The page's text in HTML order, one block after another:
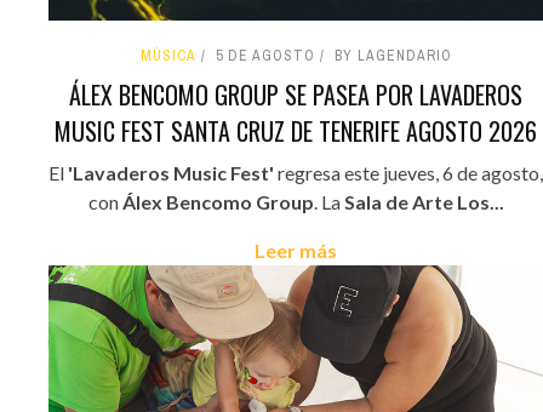
MÚSICA 5 DE AGOSTO BY LAGENDARIO
ÁLEX BENCOMO GROUP SE PASEA POR LAVADEROS
MUSIC FEST SANTA CRUZ DE TENERIFE AGOSTO 2026
El 'Lavaderos Music Fest' regresa este jueves, 6 de agosto,
conÁlex Bencomo Group. LaSala de Arte Los...
Leer más